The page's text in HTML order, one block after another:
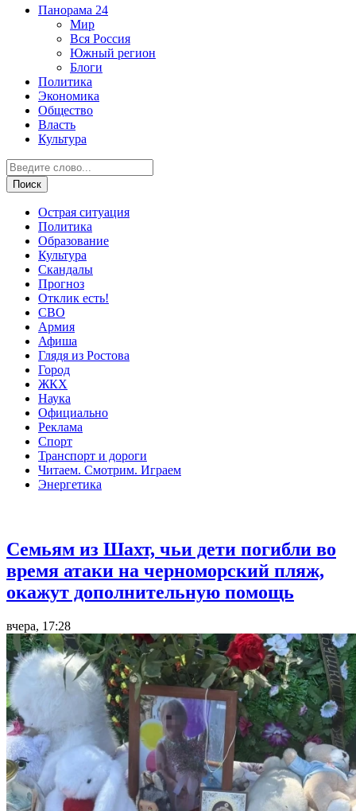
Панорама 24
Мир
Вся Россия
Южный регион
Блоги
Политика
Экономика
Общество
Власть
Культура
Острая ситуация
Политика
Образование
Культура
Скандалы
Прогноз
Отклик есть!
СВО
Армия
Афиша
Глядя из Ростова
Город
ЖКХ
Наука
Официально
Реклама
Спорт
Транспорт и дороги
Читаем. Смотрим. Играем
Энергетика
Семьям из Шахт, чьи дети погибли во
время атаки на черноморский пляж,
окажут дополнительную помощь
вчера, 17:28